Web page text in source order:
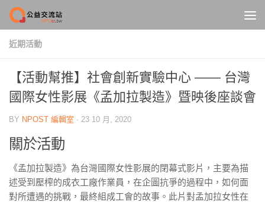
Skip to content
近期活動
【活動幫推】社會創新實驗中心 —— 台灣
國際女性影展《孟加拉製造》暨映後座談會
BY NPOST 編輯室 · 23 10 月, 2020
關於活動
《孟加拉製造》為台灣國際女性影展的閉幕式影片，主要為描
述受到壓榨的成衣工廠作業員，在企圖抗爭的過程中，如何面
對所遭遇的挑戰，最終組成工會的故事。此片對孟加拉女性在